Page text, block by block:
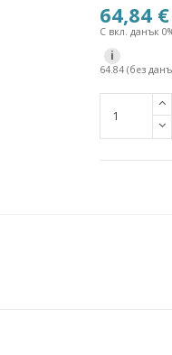
64,84 €
С вкл. данък
i
64.84 (без